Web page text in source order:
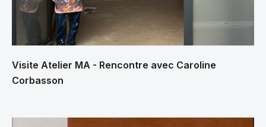
Visite Atelier MA - Rencontre avec Caroline
Corbasson